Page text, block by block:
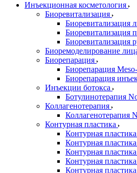
Инъекционная косметология
Биоревитализация
Биоревитализация
Биоревитализация
Биоревитализация
Биоремоделирование
Биорепарация
Биорепарация
Биорепарация
Инъекции ботокса
Ботулинотерапия
Коллагенотерапия
Коллагенотерапия
Контурная пластика
Контурная
Контурная пластика
Контурная
Контурная
Контурная